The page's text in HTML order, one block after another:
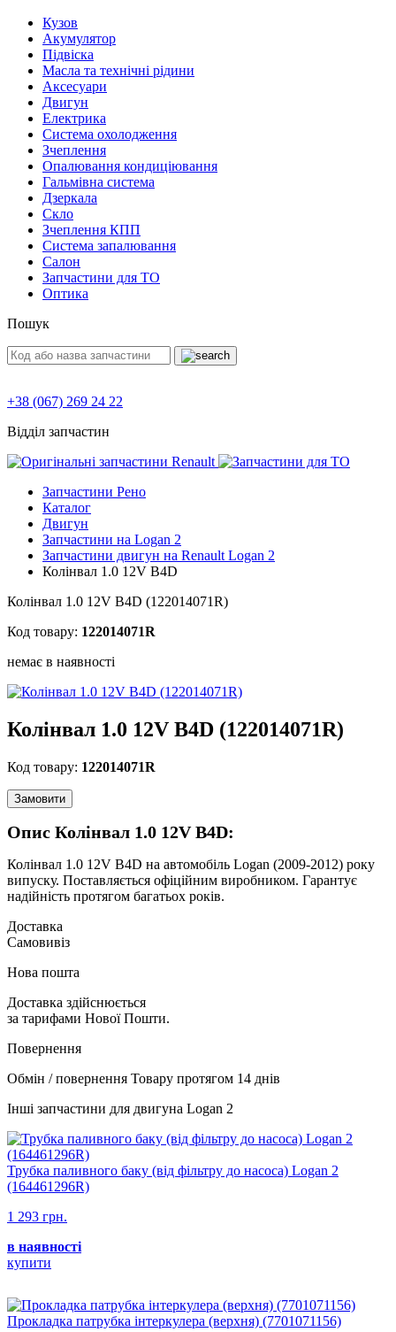
Кузов
Акумулятор
Підвіска
Масла та технічні рідини
Аксесуари
Двигун
Електрика
Система охолодження
Зчеплення
Опалювання кондиціювання
Гальмівна система
Дзеркала
Скло
Зчеплення КПП
Система запалювання
Салон
Запчастини для ТО
Оптика
Пошук
+38 (067) 269 24 22
Відділ запчастин
Запчастини Рено
Каталог
Двигун
Запчастини на Logan 2
Запчастини двигун на Renault Logan 2
Колінвал 1.0 12V B4D
Колінвал 1.0 12V B4D (122014071R)
Код товару: 122014071R
немає в наявності
Колінвал 1.0 12V B4D (122014071R)
Код товару: 122014071R
Замовити
Опис Колінвал 1.0 12V B4D:
Колінвал 1.0 12V B4D на автомобіль Logan (2009-2012) року
випуску. Поставляється офіційним виробником. Гарантує
надійність протягом багатьох років.
Доставка
Самовивіз
Нова пошта
Доставка здійснюється
за тарифами Нової Пошти.
Повернення
Обмін / повернення Товару протягом 14 днів
Інші запчастини для двигуна Logan 2
Трубка паливного баку (від фільтру до насоса) Logan 2
(164461296R)
1 293 грн.
в наявності
купити
Прокладка патрубка інтеркулера (верхня) (7701071156)